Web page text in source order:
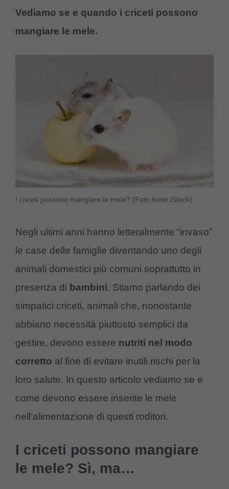
Vediamo se e quando i criceti possono
mangiare le mele.
I criceti possono mangiare le mele? (Foto fonte iStock)
Negli ultimi anni hanno letteralmente “invaso”
le case delle famiglie diventando uno degli
animali domestici più comuni soprattutto in
presenza di bambini. Stiamo parlando dei
simpatici criceti, animali che, nonostante
abbiano necessità piuttosto semplici da
gestire, devono essere nutriti nel modo
corretto al fine di evitare inutili rischi per la
loro salute. In questo articolo vediamo se e
come devono essere inserite le mele
nell’alimentazione di questi roditori.
I criceti possono mangiare
le mele? Sì, ma…